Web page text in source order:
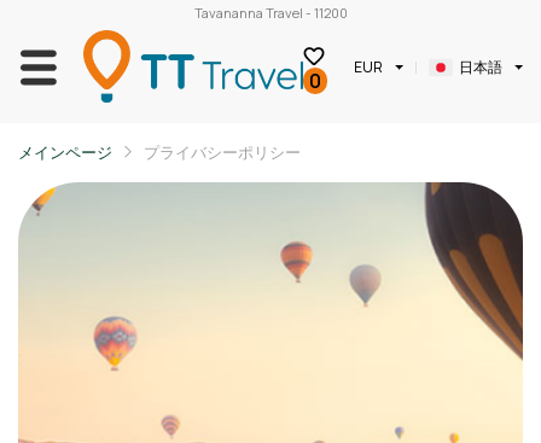
Tavananna Travel - 11200
0 EUR 日本語
メインページ プライバシーポリシー